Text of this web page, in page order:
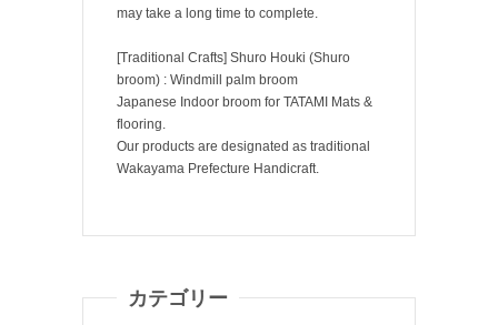
may take a long time to complete.
[Traditional Crafts] Shuro Houki (Shuro
broom) : Windmill palm broom
Japanese Indoor broom for TATAMI Mats &
flooring.
Our products are designated as traditional
Wakayama Prefecture Handicraft.
カテゴリー